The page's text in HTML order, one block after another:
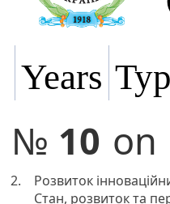
Years
№ 10 on
2.
Розвиток
Стан, розвиток та